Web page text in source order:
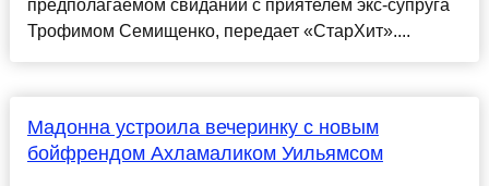
предполагаемом свидании с приятелем экс-супруга
Трофимом Семищенко, передает «СтарХит»....
Мадонна устроила вечеринку с новым
бойфрендом Ахламаликом Уильямсом